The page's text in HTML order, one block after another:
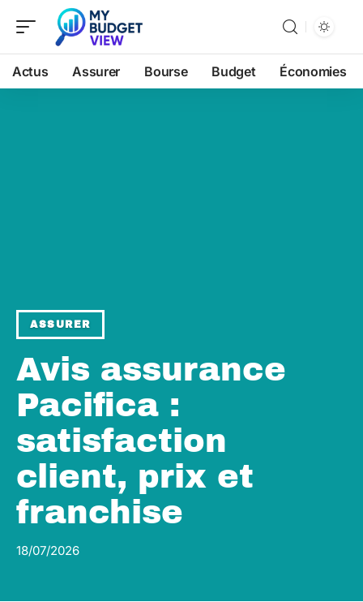
Actus Assurer Bourse Budget Économies
ASSURER
Avis assurance
Pacifica :
satisfaction
client, prix et
franchise
18/07/2026